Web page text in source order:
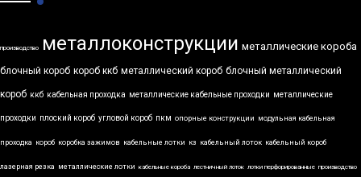
производство металлоконструкции металлические короба
блочный короб короб ккб металлический короб блочный металлический
короб ккб кабельная проходка металлические кабельные проходки металлические
проходки плоский короб угловой короб пкм опорные конструкции модульная кабельная
проходка короб коробка зажимов кабельные лотки кз кабельный лоток кабельный короб
лазерная резка металлические лотки кабельные короба лестничный лоток лотки перфорированные производство